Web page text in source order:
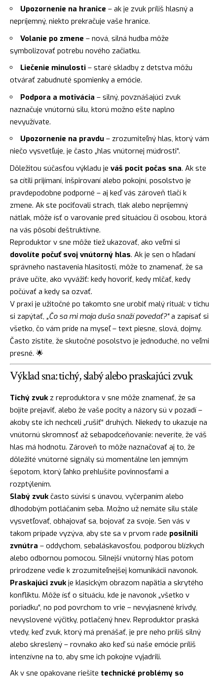
Upozornenie na hranice – ak je zvuk príliš hlasný a
nepríjemný, niekto prekračuje vaše hranice.
Volanie po zmene – nová, silná hudba môže
symbolizovať potrebu nového začiatku.
Liečenie minulosti – staré skladby z detstva môžu
otvárať zabudnuté spomienky a emócie.
Podpora a motivácia – silný, povznášajúci zvuk
naznačuje vnútornú silu, ktorú možno ešte naplno
nevyužívate.
Upozornenie na pravdu – zrozumiteľný hlas, ktorý vám
niečo vysvetľuje, je často „hlas vnútornej múdrosti“.
Dôležitou súčasťou výkladu je váš pocit počas sna. Ak ste
sa cítili prijímaní, inšpirovaní alebo pokojní, posolstvo je
pravdepodobne podporné – aj keď vás zároveň tlačí k
zmene. Ak ste pociťovali strach, tlak alebo nepríjemný
nátlak, môže ísť o varovanie pred situáciou či osobou, ktorá
na vás pôsobí deštruktívne.
Reproduktor v sne môže tiež ukazovať, ako veľmi si
dovolíte počuť svoj vnútorný hlas. Ak je sen o hľadaní
správneho nastavenia hlasitosti, môže to znamenať, že sa
práve učíte, ako vyvážiť: kedy hovoriť, kedy mlčať, kedy
počúvať a kedy sa ozvať.
V praxi je užitočné po takomto sne urobiť malý rituál: v tichu
si zapýtať, „Čo sa mi moja duša snaží povedať?“a zapísať si
všetko, čo vám príde na myseľ – text piesne, slová, dojmy.
Často zistíte, že skutočné posolstvo je jednoduché, no veľmi
presné. 🌟
Výklad sna: tichý, slabý alebo praskajúci zvuk
Tichý zvukz reproduktora v sne môže znamenať, že sa
bojíte prejaviť, alebo že vaše pocity a názory sú v pozadí –
akoby ste ich nechceli „rušiť“ druhých. Niekedy to ukazuje na
vnútornú skromnosť až sebapodceňovanie: neveríte, že váš
hlas má hodnotu. Zároveň to môže naznačovať aj to, že
dôležité vnútorné signály sú momentálne len jemným
šepotom, ktorý ľahko prehlušíte povinnosťami a
rozptýlením.
Slabý zvukčasto súvisí s únavou, vyčerpaním alebo
dlhodobým potláčaním seba. Možno už nemáte silu stále
vysvetľovať, obhajovať sa, bojovať za svoje. Sen vás v
takom prípade vyzýva, aby ste sa v prvom rade posilnili
zvnútra – oddychom, sebaláskavosťou, podporou blízkych
alebo odbornou pomocou. Silnejší vnútorný hlas potom
prirodzene vedie k zrozumiteľnejšej komunikácii navonok.
Praskajúci zvukje klasickým obrazom napätia a skrytého
konfliktu. Môže ísť o situáciu, kde je navonok „všetko v
poriadku“, no pod povrchom to vrie – nevyjasnené krivdy,
nevyslovené výčitky, potlačený hnev. Reproduktor praská
vtedy, keď zvuk, ktorý má prenášať, je pre neho príliš silný
alebo skreslený – rovnako ako keď sú naše emócie príliš
intenzívne na to, aby sme ich pokojne vyjadrili.
Ak v sne opakovane riešite technické problémy so